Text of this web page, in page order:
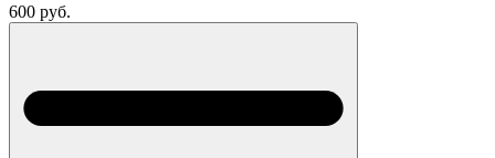
600 руб.